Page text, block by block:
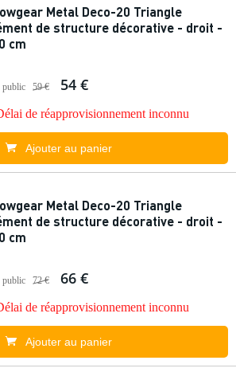
Metal Deco-20 Triangle
de structure décorative - droit -
cm
public 59 € 54 €
de réapprovisionnement inconnu
Ajouter au panier
Metal Deco-20 Triangle
de structure décorative - droit -
cm
public 72 € 66 €
de réapprovisionnement inconnu
Ajouter au panier